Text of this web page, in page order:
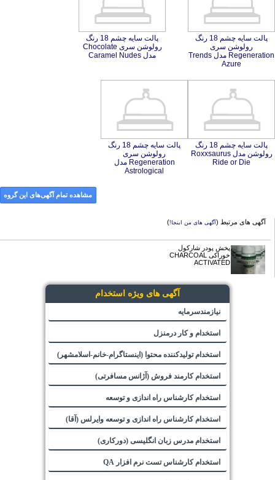
پالت سایه چشم 18 رنگ
رولوشن سری
Regeneration مدل Trends
Azure
پالت سایه چشم 18 رنگ
رولوشن سری Chocolate
مدل Caramel Nudes
پالت سایه چشم 18 رنگ
رولوشن مدل Roxxsaurus
Ride or Die
پالت سایه چشم 18 رنگ
رولوشن سری
Regeneration مدل
Astrological
مشاهده تمام آگهی‌های این گروه
آگهی های مرتبط (آگهی های من اینجا!)
پخش پودر شارکول
خوراکی CHARCOAL
ACTIVATED
آگهی های ویژه استخدام
نیازمندسرمایه
استخدام و کار درمنزل
استخدام تولیدکننده محتوا (اینستاگرام-خانم-اسلامشهر)
استخدام کارمند فروش (آژانس مسافرتی)
استخدام کارشناس راه اندازی و توسعه
استخدام کارشناس راه اندازی و توسعه وایرلس (آقا)
استخدام مدرس زبان انگلیسی (دورکاری)
استخدام کارشناس تست نرم افزار QA